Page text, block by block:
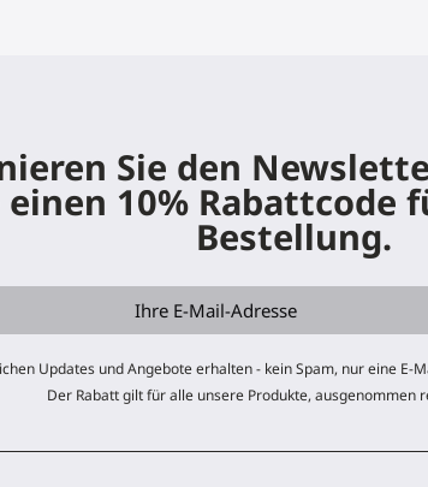
Sie den
einen 10% Rabattcode
Bestellung.
Updates und Angebote erhalten - kein Spam, nur eine E-
Der Rabatt gilt für alle unsere Produkte, ausgenommen